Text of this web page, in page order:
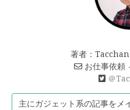
著者：
お仕事依頼
＠
主にガジェット系の記事をメ